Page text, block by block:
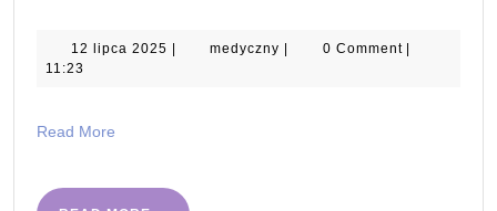
Białystok
wiedzieć
12 lipca 2025 12
| medyczny medyczny
| 0 Comment |
11:23
Read More